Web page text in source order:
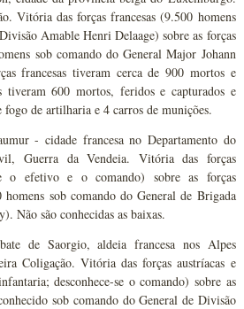
Vitória das forças francesas (9.500 homens
Amable Henri Delaage) sobre as forças
sob comando do General Major Johann
francesas tiveram cerca de 900 mortos e
tiveram 600 mortos, feridos e capturados e
fogo de artilharia e 4 carros de munições.
- cidade francesa no Departamento do
Guerra da Vendeia. Vitória das forças
o efetivo e o comando) sobre as forças
sob comando do General de Brigada
Não são conhecidas as baixas.
de Saorgio, aldeia francesa nos Alpes
Coligação. Vitória das forças austríacas e
desconhece-se o comando) sobre as
sob comando do General de Divisão